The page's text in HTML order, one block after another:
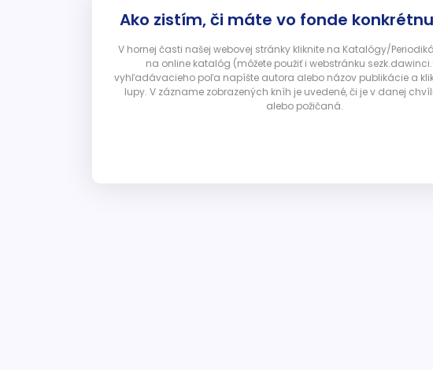
Ako zistím, či máte vo fonde
V hornej časti našej webovej stránky kliknite na Katalógy/
na online katalóg (môžete použiť i webstránku
vyhľadávacieho poľa napíšte autora alebo názov publikácie a
lupy. V zázname zobrazených kníh je uvedené, či je v danej
alebo požičaná.